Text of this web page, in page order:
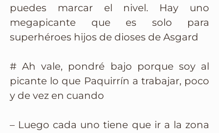
puedes marcar el nivel. Hay uno
megapicante que es solo para
superhéroes hijos de dioses de Asgard
# Ah vale, pondré bajo porque soy al
picante lo que Paquirrín a trabajar, poco
y de vez en cuando
– Luego cada uno tiene que ir a la zona